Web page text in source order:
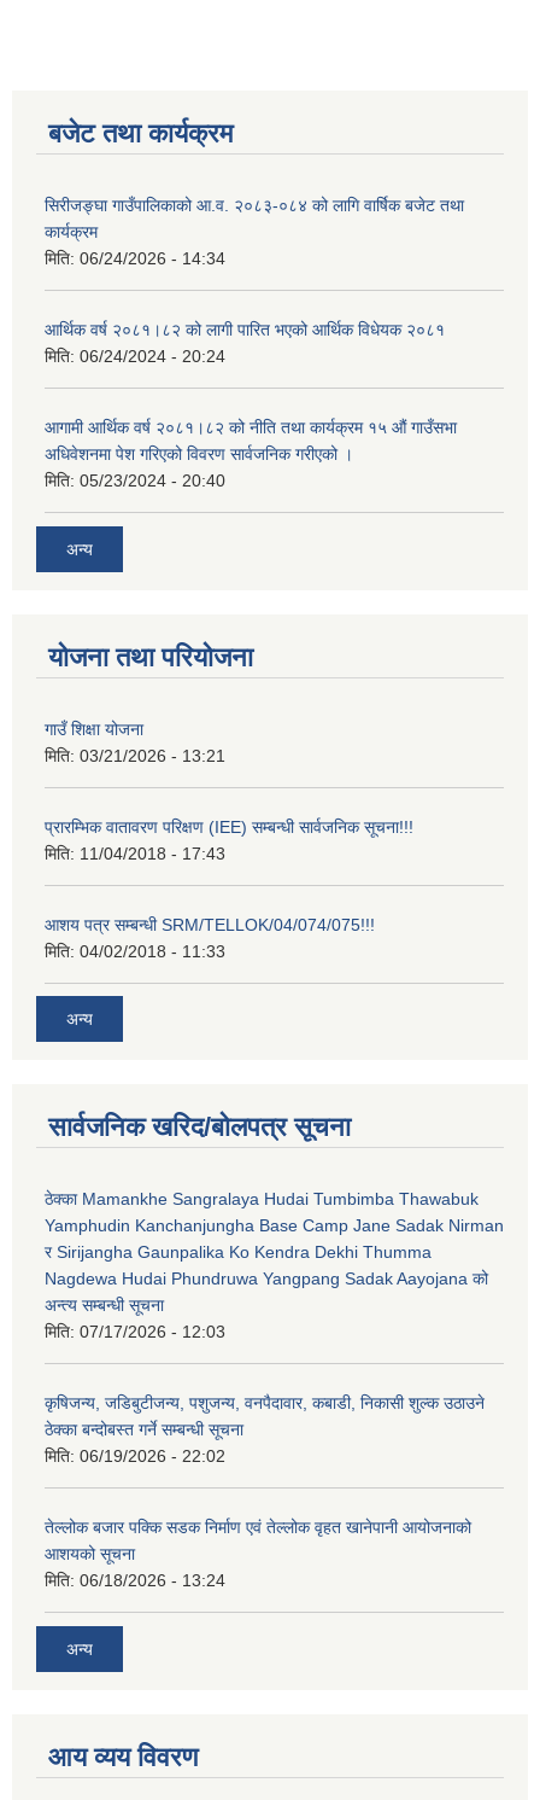
बजेट तथा कार्यक्रम
सिरीजङ्घा गाउँपालिकाको आ.व. २०८३-०८४ को लागि वार्षिक बजेट तथा
कार्यक्रम
मिति: 06/24/2026 - 14:34
आर्थिक वर्ष २०८१।८२ को लागी पारित भएको आर्थिक विधेयक २०८१
मिति: 06/24/2024 - 20:24
आगामी आर्थिक वर्ष २०८१।८२ को नीति तथा कार्यक्रम १५ औं गाउँसभा
अधिवेशनमा पेश गरिएको विवरण सार्वजनिक गरीएको ।
मिति: 05/23/2024 - 20:40
अन्य
योजना तथा परियोजना
गाउँ शिक्षा योजना
मिति: 03/21/2026 - 13:21
प्रारम्भिक वातावरण परिक्षण (IEE) सम्बन्धी सार्वजनिक सूचना!!!
मिति: 11/04/2018 - 17:43
आशय पत्र सम्बन्धी SRM/TELLOK/04/074/075!!!
मिति: 04/02/2018 - 11:33
अन्य
सार्वजनिक खरिद/बोलपत्र सूचना
ठेक्का Mamankhe Sangralaya Hudai Tumbimba Thawabuk
Yamphudin Kanchanjungha Base Camp Jane Sadak Nirman
र Sirijangha Gaunpalika Ko Kendra Dekhi Thumma
Nagdewa Hudai Phundruwa Yangpang Sadak Aayojana को
अन्त्य सम्बन्धी सूचना
मिति: 07/17/2026 - 12:03
कृषिजन्य, जडिबुटीजन्य, पशुजन्य, वनपैदावार, कबाडी, निकासी शुल्क उठाउने
ठेक्का बन्दोबस्त गर्ने सम्बन्धी सूचना
मिति: 06/19/2026 - 22:02
तेल्लोक बजार पक्कि सडक निर्माण एवं तेल्लोक वृहत खानेपानी आयोजनाको
आशयको सूचना
मिति: 06/18/2026 - 13:24
अन्य
आय व्यय विवरण